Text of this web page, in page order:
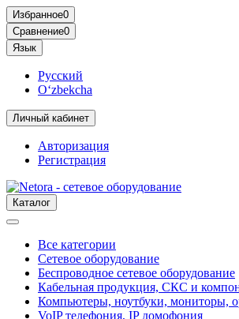
Избранное0
Сравнение0
Язык
Русский
O‘zbekcha
Личный кабинет
Авторизация
Регистрация
Каталог
Все категории
Сетевое оборудование
Беспроводное сетевое оборудование
Кабельная продукция, СКС и
Компьютеры, ноутбуки, мониторы,
VoIP телефония, IP домофония